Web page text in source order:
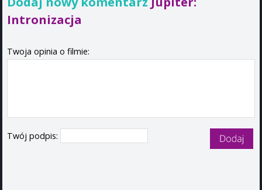
Intronizacja
Twoja opinia o filmie:
Twój podpis: